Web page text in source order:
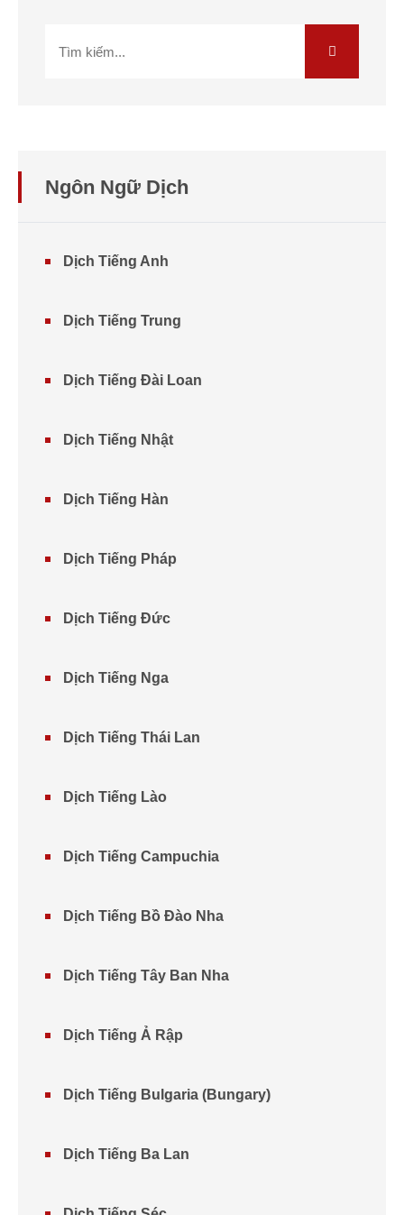
Ngôn Ngữ Dịch
Dịch Tiếng Anh
Dịch Tiếng Trung
Dịch Tiếng Đài Loan
Dịch Tiếng Nhật
Dịch Tiếng Hàn
Dịch Tiếng Pháp
Dịch Tiếng Đức
Dịch Tiếng Nga
Dịch Tiếng Thái Lan
Dịch Tiếng Lào
Dịch Tiếng Campuchia
Dịch Tiếng Bồ Đào Nha
Dịch Tiếng Tây Ban Nha
Dịch Tiếng Ả Rập
Dịch Tiếng Bulgaria (Bungary)
Dịch Tiếng Ba Lan